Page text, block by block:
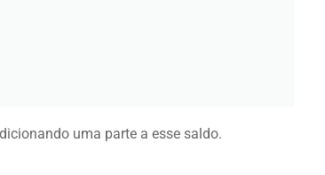
uma parte a esse saldo.